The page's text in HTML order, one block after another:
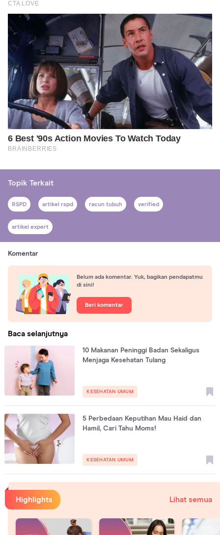
Topik Terkait
RSPD artikel rspd racun tubuh verified
artikel expert
Komentar
Belum ada komentar. Yuk, bagikan pendapatmu
di sini!
Beri komentar
Baca selanjutnya
10 Makanan Peninggi Badan Sekaligus
Menjaga Kesehatan Tulang
KESEHATAN UMUM
5 Perbedaan Keputihan Mau Haid dan
Hamil, Cari Tahu Moms!
KESEHATAN UMUM
Highlights Lihat semua